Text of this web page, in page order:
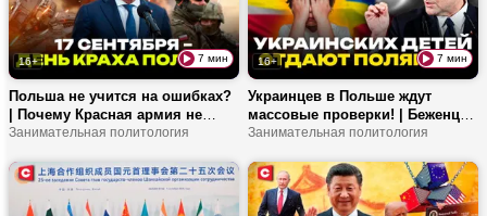
16+ 7 мин
Польша не учится на ошибках?
| Почему Красная армия не
встретила сопротивления 17
отвечает на закрытие границ?
Занимательная политология
16+ 7 мин
Украинцев в Польше ждут
массовые проверки! | Беженцев
будут лишать родительских
придумал Навроцкий?
Занимательная политология